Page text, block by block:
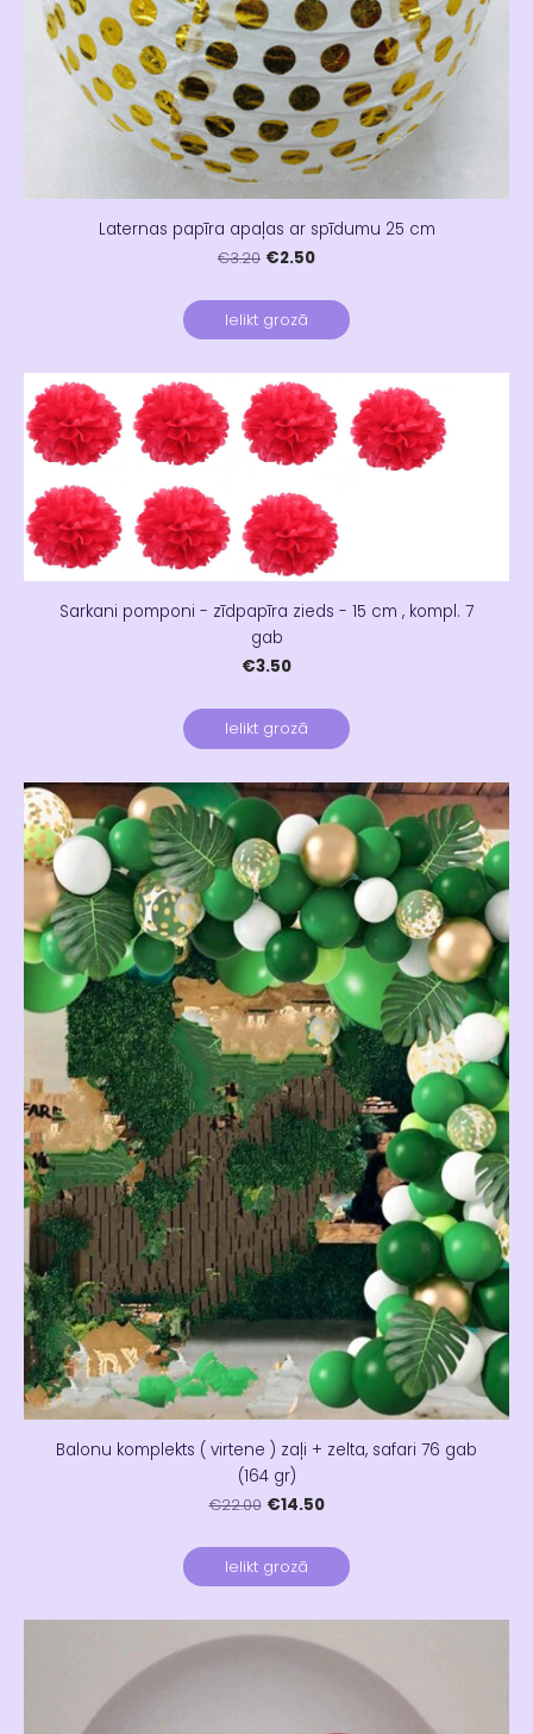
Laternas papīra apaļas ar spīdumu 25 cm
€3.20 €2.50
Ielikt grozā
Sarkani pomponi - zīdpapīra zieds - 15 cm , kompl. 7
gab
€3.50
Ielikt grozā
Balonu komplekts ( virtene ) zaļi + zelta, safari 76 gab
(164 gr)
€22.00 €14.50
Ielikt grozā